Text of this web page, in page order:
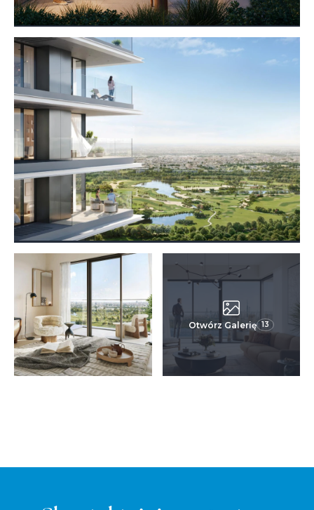
Otwórz Galerię 13